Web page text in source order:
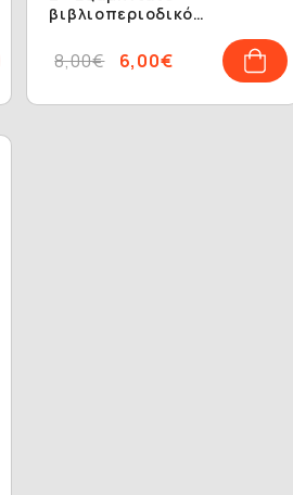
βιβλιοπεριοδικό
πολιτισμικής
αυτοσυνειδησίας
6,00€
8,00€